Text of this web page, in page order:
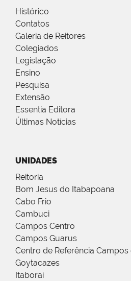
Histórico
Contatos
Galeria de Reitores
Colegiados
Legislação
Ensino
Pesquisa
Extensão
Essentia Editora
Últimas Notícias
UNIDADES
Reitoria
Bom Jesus do Itabapoana
Cabo Frio
Cambuci
Campos Centro
Campos Guarus
Centro de Referência Campos
Goytacazes
Itaboraí